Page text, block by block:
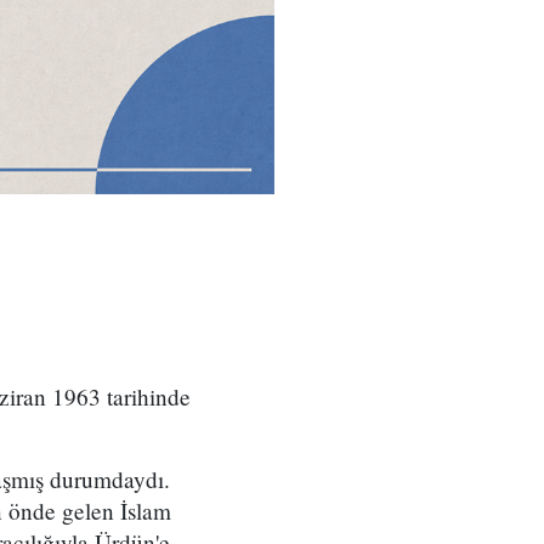
1963 tarihinde
durumdaydı.
gelen İslam